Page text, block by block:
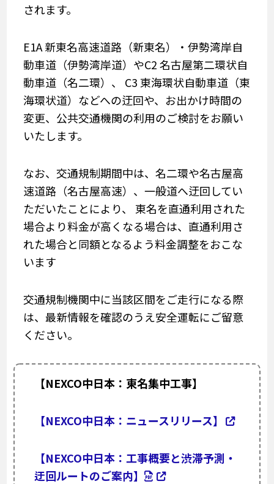
されます。
E1A 新東名高速道路（新東名）・伊勢湾岸自
動車道（伊勢湾岸道）やC2 名古屋第二環状自
動車道（名二環）、 C3 東海環状自動車道（東
海環状道）などへの迂回や、お出かけ時間の
変更、公共交通機関の利用のご検討をお願い
いたします。
なお、交通規制期間中は、名二環や名古屋高
速道路（名古屋高速）、一般道へ迂回してい
ただいたことにより、 東名を直通利用された
場合より料金が高くなる場合は、直通利用さ
れた場合と同額となるよう料金調整をおこな
います
交通規制機関中に当該区間をご走行になる際
は、最新情報を確認のうえ安全運転にご留意
ください。
【NEXCO中日本：東名集中工事】
【NEXCO中日本：ニュースリリース】
【NEXCO中日本：工事概要と渋滞予測・
迂回ルートのご案内】